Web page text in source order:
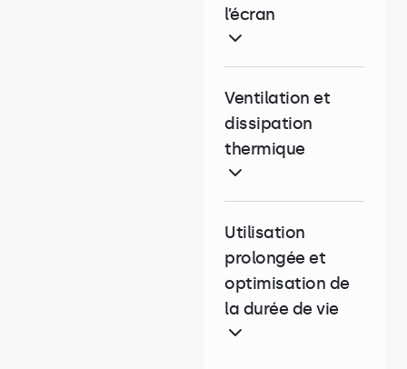
l’écran
Ventilation et
dissipation
thermique
Utilisation
prolongée et
optimisation de
la durée de vie